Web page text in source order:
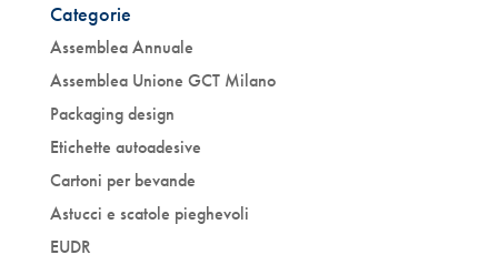
Categorie
Assemblea Annuale
Assemblea Unione GCT Milano
Packaging design
Etichette autoadesive
Cartoni per bevande
Astucci e scatole pieghevoli
EUDR